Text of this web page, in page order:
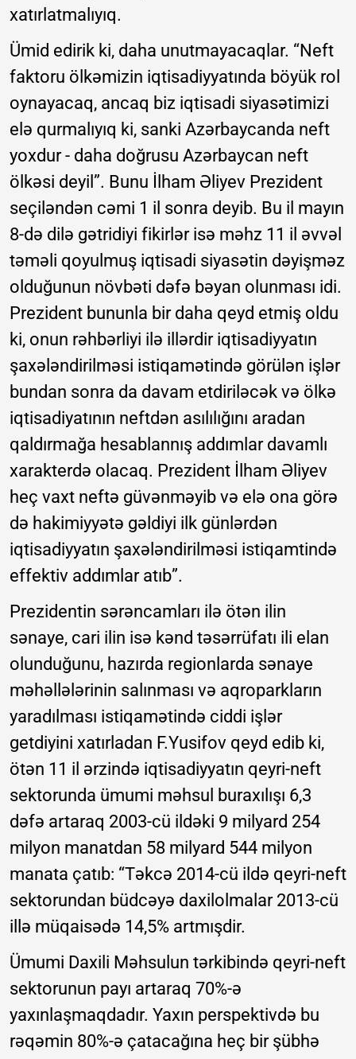
xatırlatmalıyıq.
Ümid edirik ki, daha unutmayacaqlar. “Neft
faktoru ölkəmizin iqtisadiyyatında böyük rol
oynayacaq, ancaq biz iqtisadi siyasətimizi
elə qurmalıyıq ki, sanki Azərbaycanda neft
yoxdur - daha doğrusu Azərbaycan neft
ölkəsi deyil”. Bunu İlham Əliyev Prezident
seçiləndən cəmi 1 il sonra deyib. Bu il mayın
8-də dilə gətridiyi fikirlər isə məhz 11 il əvvəl
təməli qoyulmuş iqtisadi siyasətin dəyişməz
olduğunun növbəti dəfə bəyan olunması idi.
Prezident bununla bir daha qeyd etmiş oldu
ki, onun rəhbərliyi ilə illərdir iqtisadiyyatın
şaxələndirilməsi istiqamətində görülən işlər
bundan sonra da davam etdiriləcək və ölkə
iqtisadiyatının neftdən asılılığını aradan
qaldırmağa hesablannış addımlar davamlı
xarakterdə olacaq. Prezident İlham Əliyev
heç vaxt neftə güvənməyib və elə ona görə
də hakimiyyətə gəldiyi ilk günlərdən
iqtisadiyyatın şaxələndirilməsi istiqamtində
effektiv addımlar atıb”.
Prezidentin sərəncamları ilə ötən ilin
sənaye, cari ilin isə kənd təsərrüfatı ili elan
olunduğunu, hazırda regionlarda sənaye
məhəllələrinin salınması və aqroparkların
yaradılması istiqamətində ciddi işlər
getdiyini xatırladan F.Yusifov qeyd edib ki,
ötən 11 il ərzində iqtisadiyyatın qeyri-neft
sektorunda ümumi məhsul buraxılışı 6,3
dəfə artaraq 2003-cü ildəki 9 milyard 254
milyon manatdan 58 milyard 544 milyon
manata çatıb: “Təkcə 2014-cü ildə qeyri-neft
sektorundan büdcəyə daxilolmalar 2013-cü
illə müqaisədə 14,5% artmışdir.
Ümumi Daxili Məhsulun tərkibində qeyri-neft
sektorunun payı artaraq 70%-ə
yaxınlaşmaqdadır. Yaxın perspektivdə bu
rəqəmin 80%-ə çatacağına heç bir şübhə